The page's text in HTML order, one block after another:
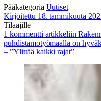
Pääkategoria Uutiset
Kirjoitettu 18. tammikuuta
Tilaajille
1 kommentti artikkeliin
puhdistamotyömaalla on
– ”Ylittää kaikki rajat”